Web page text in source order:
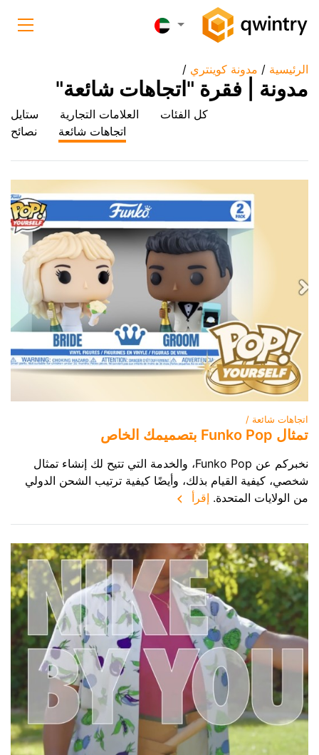
الرئيسية / مدونة كوينتري /
مدونة | فقرة "اتجاهات شائعة"
كل الفئات العلامات التجاریة
ستایل
اتجاهات شائعة
نصائح
اتجاهات شائعة /
تمثال Funko Pop بتصميمك الخاص
نخبركم عن Funko Pop، والخدمة التي تتيح لك إنشاء تمثال
شخصي، كيفية القيام بذلك، وأيضًا كيفية ترتيب الشحن الدولي
من الولايات المتحدة. إقرأ